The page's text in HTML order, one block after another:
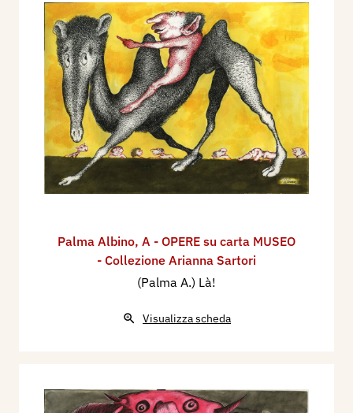
Palma Albino, A - OPERE su carta MUSEO
- Collezione Arianna Sartori
(Palma A.) Là!
Visualizza scheda